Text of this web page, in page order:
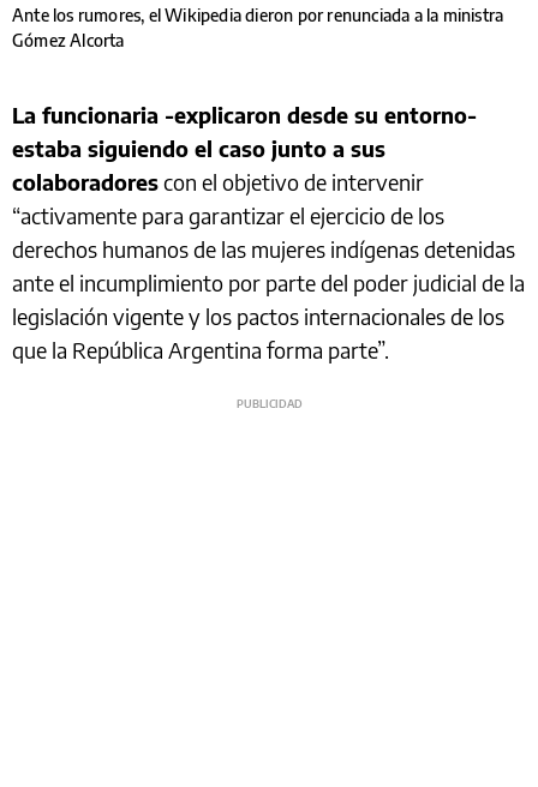
Ante los rumores, el Wikipedia dieron por renunciada a la ministra
Gómez Alcorta
La funcionaria -explicaron desde su entorno-
estaba siguiendo el caso junto a sus
colaboradorescon el objetivo de intervenir
“activamente para garantizar el ejercicio de los
derechos humanos de las mujeres indígenas detenidas
ante el incumplimiento por parte del poder judicial de la
legislación vigente y los pactos internacionales de los
que la República Argentina forma parte”.